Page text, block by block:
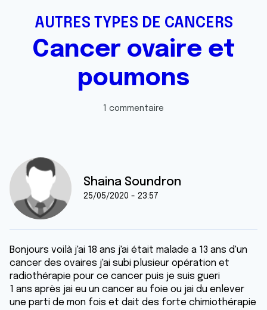
AUTRES TYPES DE CANCERS
Cancer ovaire et
poumons
1 commentaire
Shaina Soundron
25/05/2020 - 23:57
Bonjours voilà j'ai 18 ans j'ai était malade a 13 ans d'un
cancer des ovaires j'ai subi plusieur opération et
radiothérapie pour ce cancer puis je suis gueri
1 ans après jai eu un cancer au foie ou jai du enlever
une parti de mon fois et dait des forte chimiothérapie